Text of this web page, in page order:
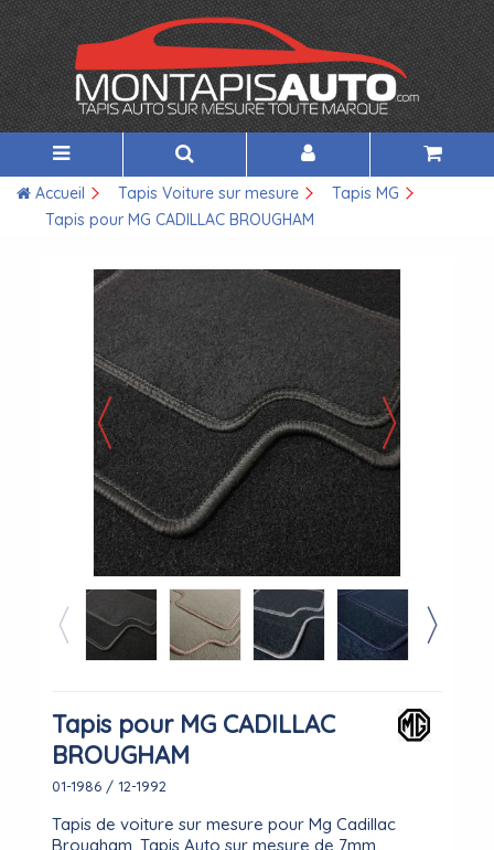
Accueil Tapis Voiture sur mesure
Tapis MG
Tapis pour MG CADILLAC BROUGHAM
Tapis pour MG CADILLAC
BROUGHAM
01-1986 / 12-1992
Tapis de voiture sur mesure pour Mg Cadillac
Brougham. Tapis Auto sur mesure de 7mm